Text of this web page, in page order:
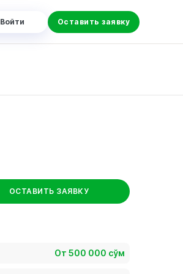
Войти Оставить заявку
ОСТАВИТЬ ЗАЯВКУ
От 500 000 сўм